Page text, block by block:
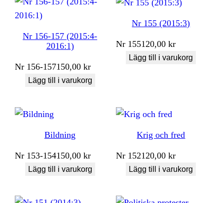
Nr 156-157 (2015:4-
2016:1)
Nr 156-157150,00kr
Lägg till i varukorg
Nr 155 (2015:3)
Nr 155120,00kr
Lägg till i varukorg
Bildning
Nr 153-154150,00kr
Lägg till i varukorg
Krig och fred
Nr 152120,00kr
Lägg till i varukorg